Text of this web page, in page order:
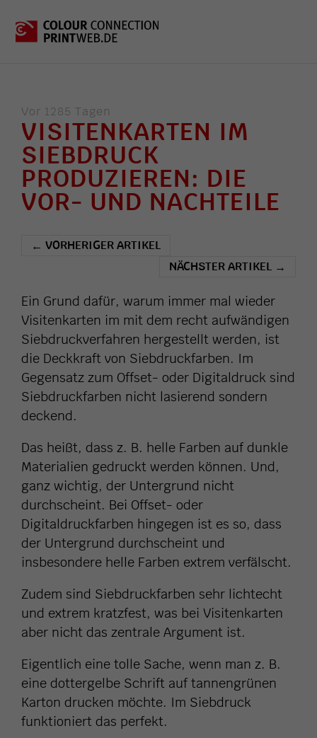
Vor 1285 Tagen
VISITENKARTEN IM
SIEBDRUCK
PRODUZIEREN: DIE
VOR- UND NACHTEILE
← VORHERIGER ARTIKEL
NÄCHSTER ARTIKEL →
Ein Grund dafür, warum immer mal wieder
Visitenkarten im mit dem recht aufwändigen
Siebdruckverfahren hergestellt werden, ist
die Deckkraft von Siebdruckfarben. Im
Gegensatz zum Offset- oder Digitaldruck sind
Siebdruckfarben nicht lasierend sondern
deckend.
Das heißt, dass z. B. helle Farben auf dunkle
Materialien gedruckt werden können. Und,
ganz wichtig, der Untergrund nicht
durchscheint. Bei Offset- oder
Digitaldruckfarben hingegen ist es so, dass
der Untergrund durchscheint und
insbesondere helle Farben extrem verfälscht.
Zudem sind Siebdruckfarben sehr lichtecht
und extrem kratzfest, was bei Visitenkarten
aber nicht das zentrale Argument ist.
Eigentlich eine tolle Sache, wenn man z. B.
eine dottergelbe Schrift auf tannengrünen
Karton drucken möchte. Im Siebdruck
funktioniert das perfekt.